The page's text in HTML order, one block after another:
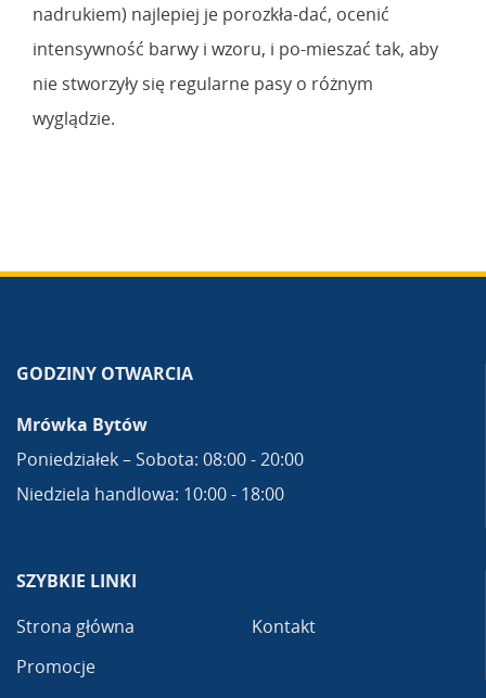
nadrukiem) najlepiej je porozkła-dać, ocenić
intensywność barwy i wzoru, i po-mieszać tak, aby
nie stworzyły się regularne pasy o różnym
wyglądzie.
GODZINY OTWARCIA
Mrówka Bytów
Poniedziałek – Sobota: 08:00 - 20:00
Niedziela handlowa: 10:00 - 18:00
SZYBKIE LINKI
Strona główna
Promocje
Kontakt